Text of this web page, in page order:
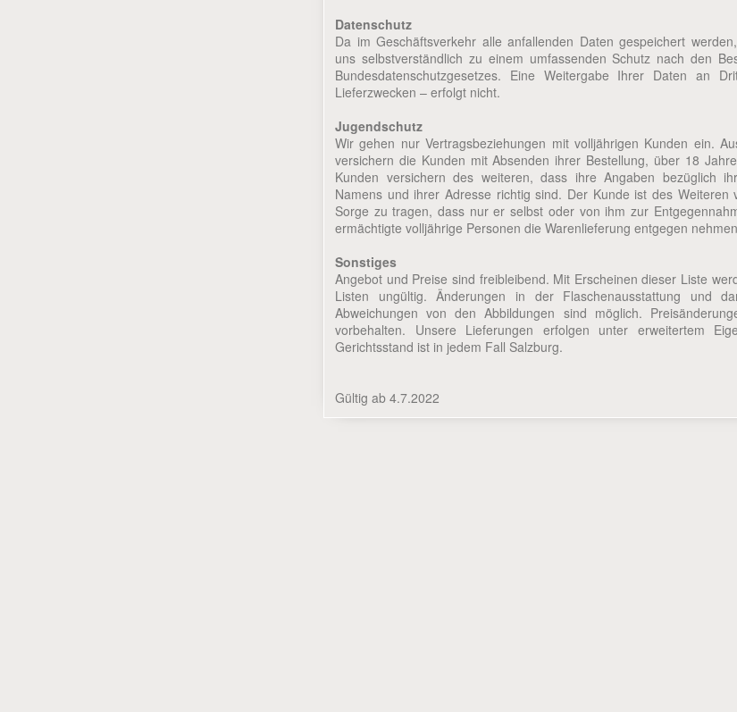
Datenschutz
Da im Geschäftsverkehr alle anfallenden Daten gespeichert
uns selbstverständlich zu einem umfassenden Schutz nach den
Bundesdatenschutzgesetzes. Eine Weitergabe Ihrer Daten an
Lieferzwecken – erfolgt nicht.
Jugendschutz
Wir gehen nur Vertragsbeziehungen mit volljährigen Kunden ein.
versichern die Kunden mit Absenden ihrer Bestellung, über 18
Kunden versichern des weiteren, dass ihre Angaben bezüglich
Namens und ihrer Adresse richtig sind. Der Kunde ist des Weiteren
Sorge zu tragen, dass nur er selbst oder von ihm zur
ermächtigte volljährige Personen die Warenlieferung entgegen
Sonstiges
Angebot und Preise sind freibleibend. Mit Erscheinen dieser Liste
Listen ungültig. Änderungen in der Flaschenausstattung und
Abweichungen von den Abbildungen sind möglich.
vorbehalten. Unsere Lieferungen erfolgen unter erweitertem
Gerichtsstand ist in jedem Fall Salzburg.
Gültig ab 4.7.2022